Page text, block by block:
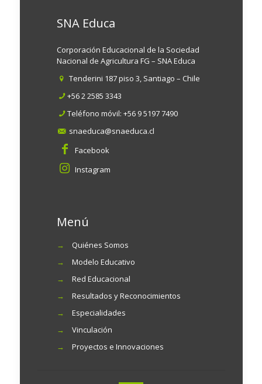
SNA Educa
Corporación Educacional de la Sociedad
Nacional de Agricultura FG – SNA Educa
Tenderini 187 piso 3, Santiago – Chile
+56 2 2585 3343
Teléfono móvil: +56 9 5197 7490
snaeduca@snaeduca.cl
Facebook
Instagram
Menú
→
Quiénes Somos
→
Modelo Educativo
→
Red Educacional
→
Resultados y Reconocimientos
→
Especialidades
→
Vinculación
→
Proyectos e Innovaciones